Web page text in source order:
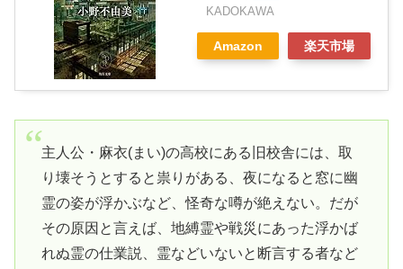
KADOKAWA
Amazon 楽天市場
主人公・麻衣(まい)の高校にある旧校舎には、取
り壊そうとすると祟りがある、夜になると窓に幽
霊の姿が浮かぶなど、怪奇な噂が絶えない。だが
その原因と言えば、地縛霊や戦災にあった浮かば
れぬ霊の仕業説、霊などいないと断言する者など